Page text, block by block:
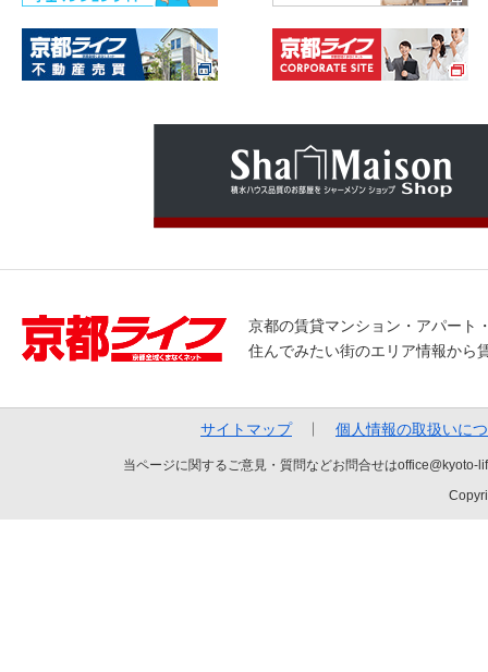
京都の賃貸マンション・アパート
住んでみたい街のエリア情報から
サイトマップ 個人情報の取扱いに
当ページに関するご意見・質問などお問合せは